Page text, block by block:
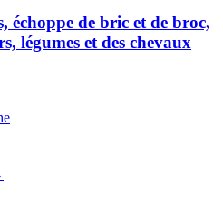
échoppe de bric et de broc,
légumes et des chevaux